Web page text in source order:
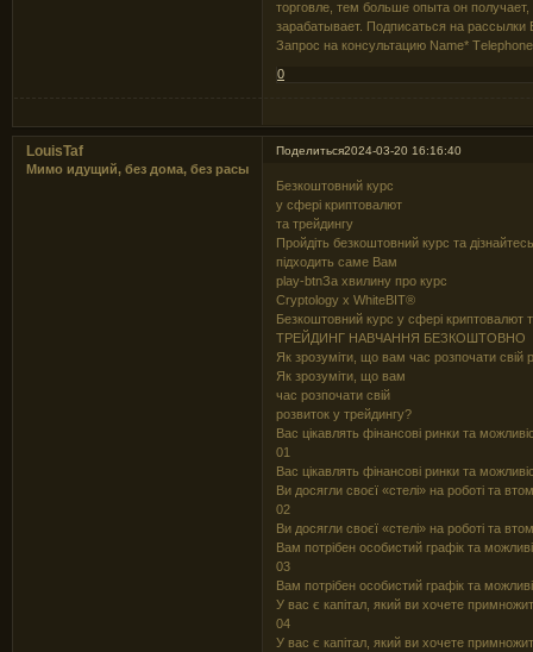
торговле, тем больше опыта он
зарабатывает. Подписаться на
Запрос на консультацию Name*
0
Поделиться2024-03-20 16:16:40
LouisTaf
Мимо идущий, без дома, без расы
Безкоштовний курс
у сфері криптовалют
та трейдингу
Пройдіть безкоштовний курс та
підходить саме Вам
play-btnЗа хвилину про курс
Cryptology x WhiteBIT®
Безкоштовний курс у сфері криптовалют
ТРЕЙДИНГ НАВЧАННЯ БЕЗКОШТОВНО
Як зрозуміти, що вам час розпочати свій
Як зрозуміти, що вам
час розпочати свій
розвиток у трейдингу?
Вас цікавлять фінансові ринки та
01
Вас цікавлять фінансові ринки та
Ви досягли своєї «стелі» на роботі та
02
Ви досягли своєї «стелі» на роботі та
Вам потрібен особистий графік та
03
Вам потрібен особистий графік та
У вас є капітал, який ви хочете
04
У вас є капітал, який ви хочете